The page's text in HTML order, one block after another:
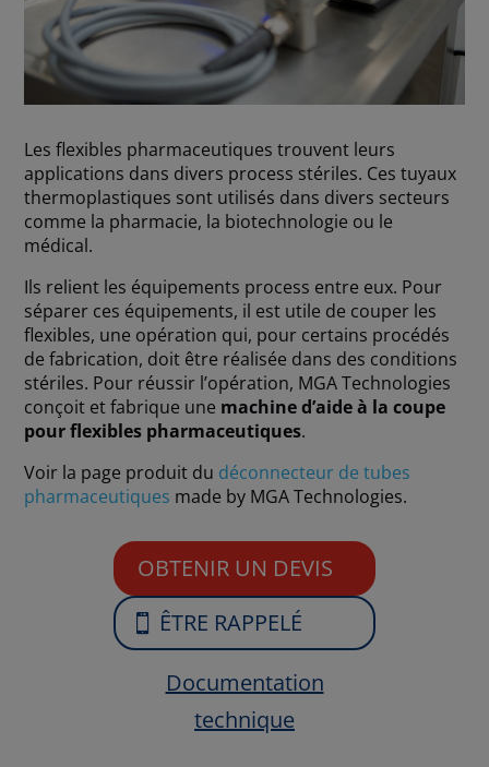
Les flexibles pharmaceutiques trouvent leurs
applications dans divers process stériles. Ces tuyaux
thermoplastiques sont utilisés dans divers secteurs
comme la pharmacie, la biotechnologie ou le
médical.
Ils relient les équipements process entre eux. Pour
séparer ces équipements, il est utile de couper les
flexibles, une opération qui, pour certains procédés
de fabrication, doit être réalisée dans des conditions
stériles. Pour réussir l’opération, MGA Technologies
conçoit et fabrique une machine d’aide à la coupe
pour flexibles pharmaceutiques.
Voir la page produit du déconnecteur de tubes
pharmaceutiques made by MGA Technologies.
OBTENIR UN DEVIS
ÊTRE RAPPELÉ
Documentation
technique